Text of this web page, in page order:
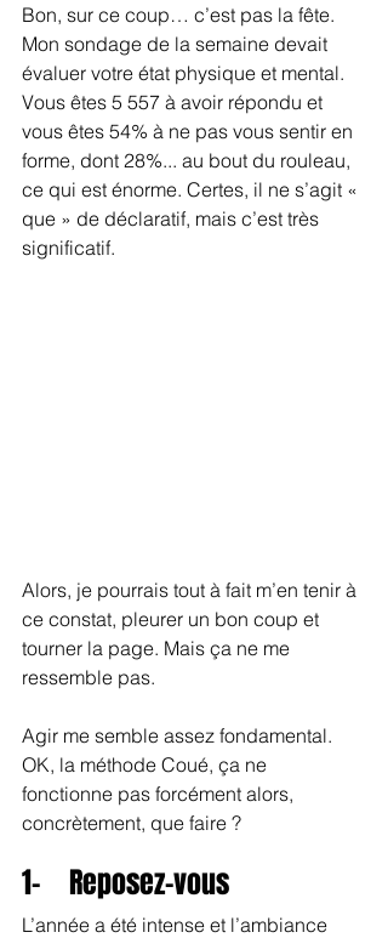
Bon, sur ce coup… c’est pas la fête.
Mon sondage de la semaine devait
évaluer votre état physique et mental.
Vous êtes 5 557 à avoir répondu et
vous êtes 54% à ne pas vous sentir en
forme, dont 28%... au bout du rouleau,
ce qui est énorme. Certes, il ne s’agit «
que » de déclaratif, mais c’est très
significatif.
Alors, je pourrais tout à fait m’en tenir à
ce constat, pleurer un bon coup et
tourner la page. Mais ça ne me
ressemble pas.
Agir me semble assez fondamental.
OK, la méthode Coué, ça ne
fonctionne pas forcément alors,
concrètement, que faire ?
1-    Reposez-vous
L’année a été intense et l’ambiance